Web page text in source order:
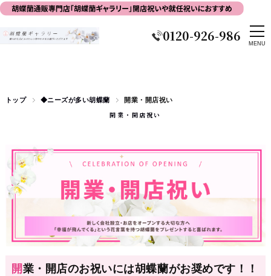
0120-926-986
トップ ◆ニーズが多い胡蝶蘭 開業・開店祝い
開業・開店祝い
開業・開店のお祝いには胡蝶蘭がお奨めです！！